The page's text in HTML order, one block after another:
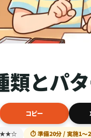
類とパ
コピー
★★☆ ⏱ 準備20分 / 実施1〜